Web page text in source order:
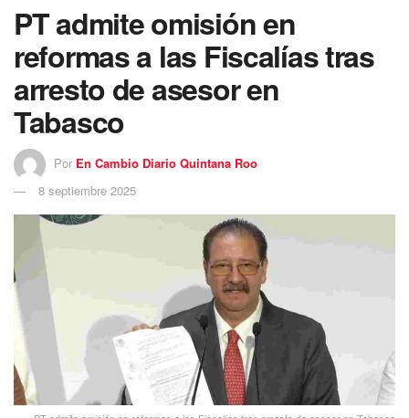
PT admite omisión en
reformas a las Fiscalías tras
arresto de asesor en
Tabasco
Por En Cambio Diario Quintana Roo
8 septiembre 2025